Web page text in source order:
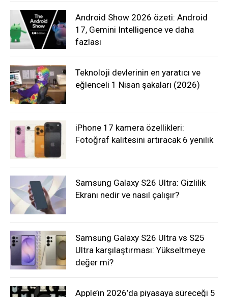
Android Show 2026 özeti: Android
17, Gemini Intelligence ve daha
fazlası
Teknoloji devlerinin en yaratıcı ve
eğlenceli 1 Nisan şakaları (2026)
iPhone 17 kamera özellikleri:
Fotoğraf kalitesini artıracak 6 yenilik
Samsung Galaxy S26 Ultra: Gizlilik
Ekranı nedir ve nasıl çalışır?
Samsung Galaxy S26 Ultra vs S25
Ultra karşılaştırması: Yükseltmeye
değer mi?
Apple’ın 2026’da piyasaya süreceği 5